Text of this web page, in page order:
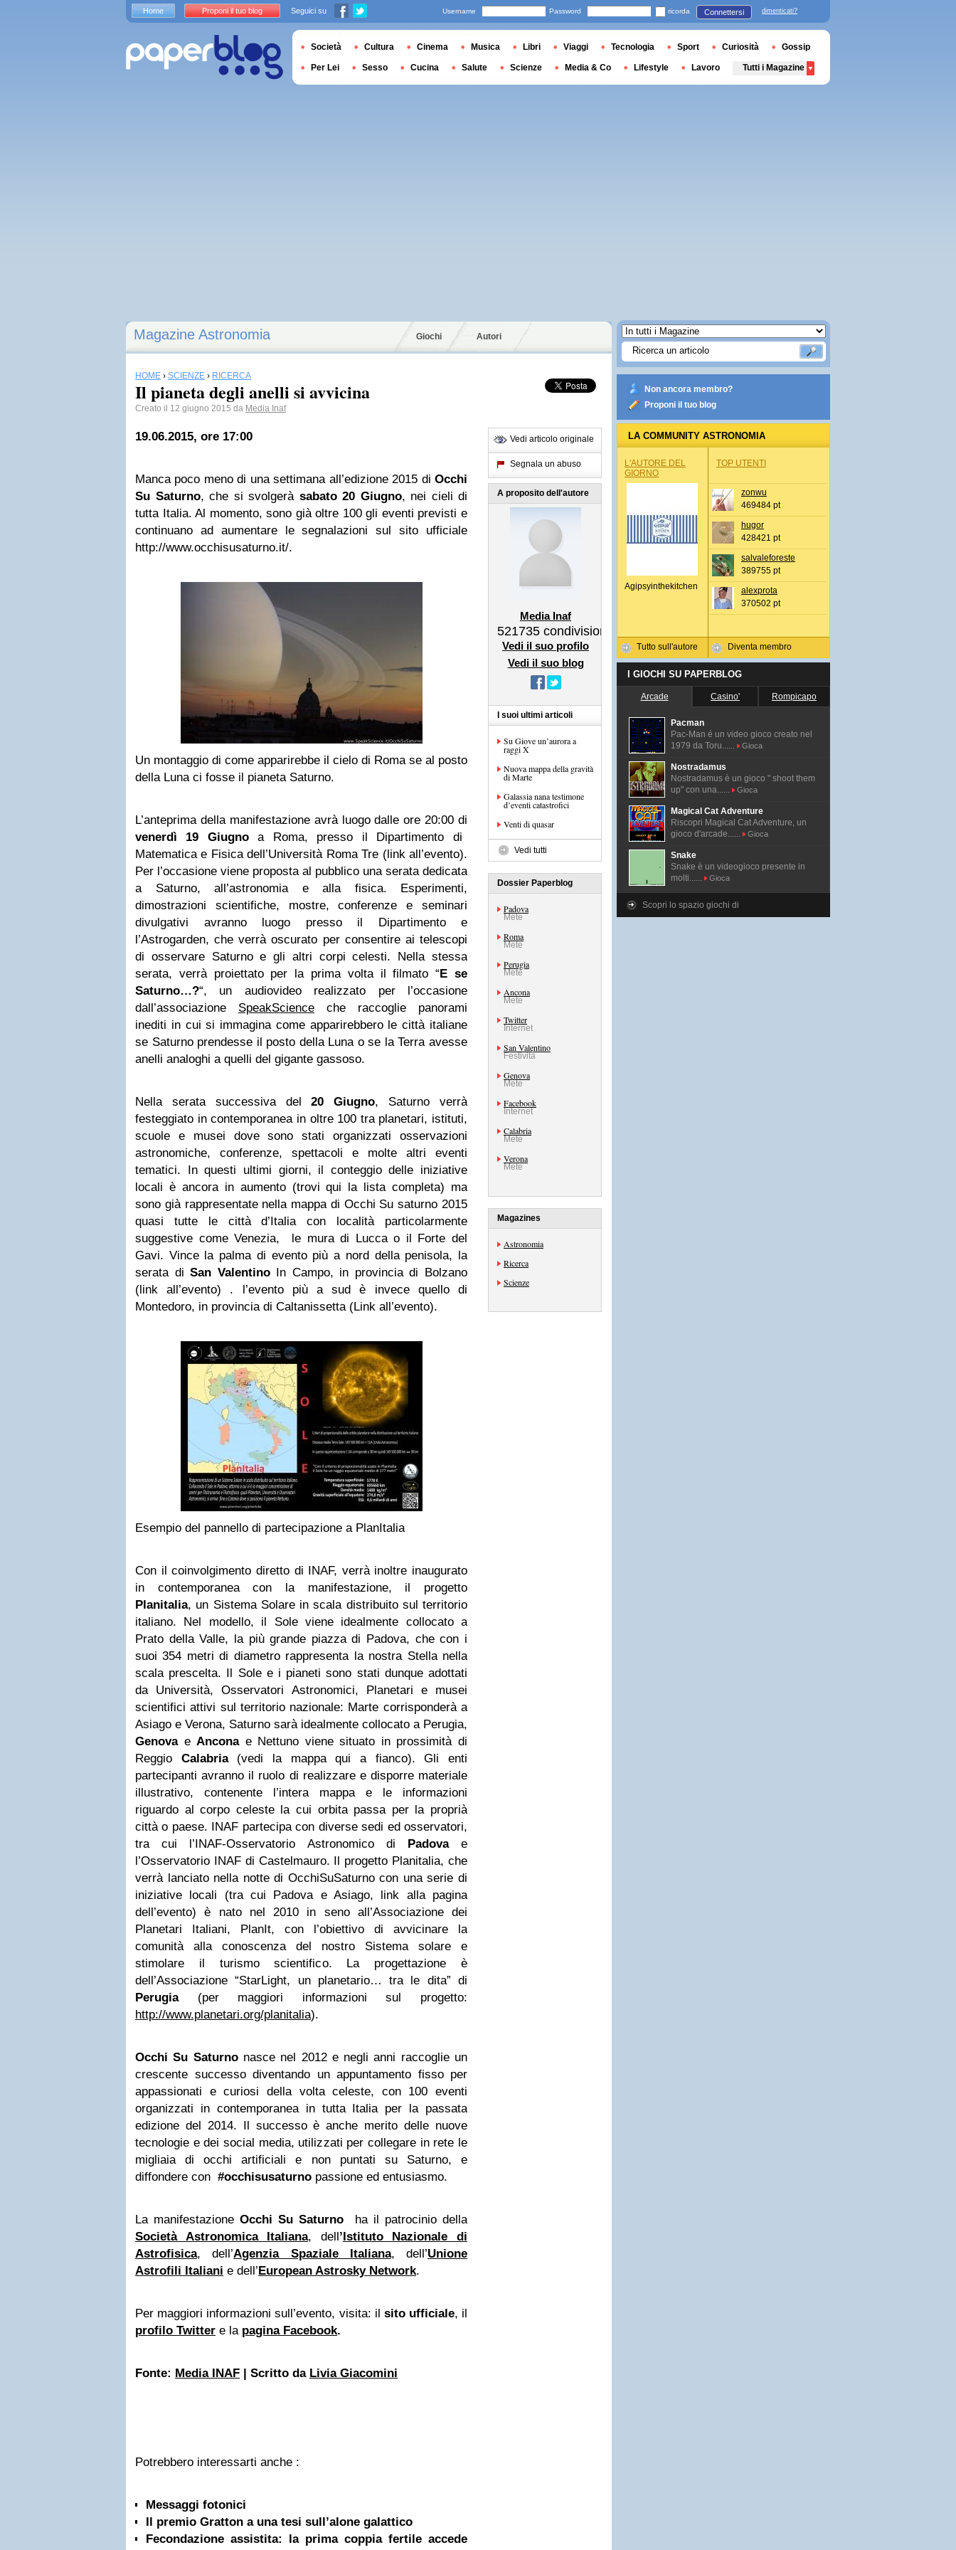
Magazine Astronomia Giochi Autori
HOME › SCIENZE › RICERCA
Il pianeta degli anelli si avvicina
Creato il 12 giugno 2015 da Media Inaf
19.06.2015, ore 17:00
Manca poco meno di una settimana all’edizione 2015 di Occhi
Su Saturno, che si svolgerà sabato 20 Giugno, nei cieli di
tutta Italia. Al momento, sono già oltre 100 gli eventi previsti e
continuano ad aumentare le segnalazioni sul sito ufficiale
http://www.occhisusaturno.it/.
Un montaggio di come apparirebbe il cielo di Roma se al posto
della Luna ci fosse il pianeta Saturno.
L’anteprima della manifestazione avrà luogo dalle ore 20:00 di
venerdì 19 Giugnoa Roma, presso il Dipartimento di
Matematica e Fisica dell’Università Roma Tre (link all’evento).
Per l’occasione viene proposta al pubblico una serata dedicata
a Saturno, all’astronomia e alla fisica. Esperimenti,
dimostrazioni scientifiche, mostre, conferenze e seminari
divulgativi avranno luogo presso il Dipartimento e
l’Astrogarden, che verrà oscurato per consentire ai telescopi
di osservare Saturno e gli altri corpi celesti. Nella stessa
serata, verrà proiettato per la prima volta il filmato “E se
Saturno…?“, un audiovideo realizzato per l’occasione
dall’associazione SpeakScience che raccoglie panorami
inediti in cui si immagina come apparirebbero le città italiane
se Saturno prendesse il posto della Luna o se la Terra avesse
anelli analoghi a quelli del gigante gassoso.
Nella serata successiva del 20 Giugno, Saturno verrà
festeggiato in contemporanea in oltre 100 tra planetari, istituti,
scuole e musei dove sono stati organizzati osservazioni
astronomiche, conferenze, spettacoli e molte altri eventi
tematici. In questi ultimi giorni, il conteggio delle iniziative
locali è ancora in aumento (trovi qui la lista completa) ma
sono già rappresentate nella mappa di Occhi Su saturno 2015
quasi tutte le città d’Italia con località particolarmente
suggestive come Venezia, le mura di Lucca o il Forte del
Gavi. Vince la palma di evento più a nord della penisola, la
serata diSan ValentinoIn Campo, in provincia di Bolzano
(link all’evento) . l’evento più a sud è invece quello di
Montedoro, in provincia di Caltanissetta (Link all’evento).
Esempio del pannello di partecipazione a PlanItalia
Con il coinvolgimento diretto di INAF, verrà inoltre inaugurato
in contemporanea con la manifestazione, il progetto
Planitalia, un Sistema Solare in scala distribuito sul territorio
italiano. Nel modello, il Sole viene idealmente collocato a
Prato della Valle, la più grande piazza di Padova, che con i
suoi 354 metri di diametro rappresenta la nostra Stella nella
scala prescelta. Il Sole e i pianeti sono stati dunque adottati
da Università, Osservatori Astronomici, Planetari e musei
scientifici attivi sul territorio nazionale: Marte corrisponderà a
Asiago e Verona, Saturno sarà idealmente collocato a Perugia,
GenovaeAnconae Nettuno viene situato in prossimità di
Reggio Calabria(vedi la mappa qui a fianco). Gli enti
partecipanti avranno il ruolo di realizzare e disporre materiale
illustrativo, contenente l’intera mappa e le informazioni
riguardo al corpo celeste la cui orbita passa per la proprià
città o paese. INAF partecipa con diverse sedi ed osservatori,
tra cui l’INAF-Osservatorio Astronomico di Padovae
l’Osservatorio INAF di Castelmauro. Il progetto Planitalia, che
verrà lanciato nella notte di OcchiSuSaturno con una serie di
iniziative locali (tra cui Padova e Asiago, link alla pagina
dell’evento) è nato nel 2010 in seno all’Associazione dei
Planetari Italiani, PlanIt, con l’obiettivo di avvicinare la
comunità alla conoscenza del nostro Sistema solare e
stimolare il turismo scientifico. La progettazione è
dell’Associazione “StarLight, un planetario… tra le dita” di
Perugia(per maggiori informazioni sul progetto:
http://www.planetari.org/planitalia).
Occhi Su Saturnonasce nel 2012 e negli anni raccoglie un
crescente successo diventando un appuntamento fisso per
appassionati e curiosi della volta celeste, con 100 eventi
organizzati in contemporanea in tutta Italia per la passata
edizione del 2014. Il successo è anche merito delle nuove
tecnologie e dei social media, utilizzati per collegare in rete le
migliaia di occhi artificiali e non puntati su Saturno, e
diffondere con #occhisusaturno passione ed entusiasmo.
La manifestazione Occhi Su Saturno ha il patrocinio della
Società Astronomica Italiana, dell’Istituto Nazionale di
Astrofisica, dell’Agenzia Spaziale Italiana, dell’Unione
Astrofili Italiani e dell’European Astrosky Network.
Per maggiori informazioni sull’evento, visita: il sito ufficiale, il
profilo Twitter e la pagina Facebook.
Fonte: Media INAF | Scritto da Livia Giacomini
Potrebbero interessarti anche :
Messaggi fotonici
Il premio Gratton a una tesi sull’alone galattico
Fecondazione assistita: la prima coppia fertile accede
Vedi articolo originale
Segnala un abuso
A proposito dell'autore
Media Inaf
521735 condivisioni
Vedi il suo profilo
Vedi il suo blog
I suoi ultimi articoli
Su Giove un’aurora a
raggi X
Nuova mappa della gravità
di Marte
Galassia nana testimone
d’eventi catastrofici
Venti di quasar
Vedi tutti
Dossier Paperblog
Padova
Mete
Roma
Mete
Perugia
Mete
Ancona
Mete
Twitter
Internet
San Valentino
Festività
Genova
Mete
Facebook
Internet
Calabria
Mete
Verona
Mete
Magazines
Astronomia
Ricerca
Scienze
Non ancora membro?
Proponi il tuo blog
LA COMMUNITY ASTRONOMIA
L'AUTORE DEL
GIORNO
Agipsyinthekitchen
Tutto sull'autore
TOP UTENTI
zonwu
469484 pt
hugor
428421 pt
salvaleforeste
389755 pt
alexprota
370502 pt
Diventa membro
I GIOCHI SU PAPERBLOG
Arcade Casino' Rompicapo
Pacman
Pac-Man é un video gioco creato nel
1979 da Toru......
Gioca
Nostradamus
Nostradamus è un gioco " shoot them
up" con una......
Gioca
Magical Cat Adventure
Riscopri Magical Cat Adventure, un
gioco d'arcade......
Gioca
Snake
Snake è un videogioco presente in
molti......
Gioca
Scopri lo spazio giochi di
Home Proponi il tuo blog Seguici su Username Password ricorda Connettersi dimenticati?
Società Cultura Cinema Musica Libri Viaggi Tecnologia Sport Curiosità Gossip
Per Lei Sesso Cucina Salute Scienze Media & Co Lifestyle Lavoro Tutti i Magazine